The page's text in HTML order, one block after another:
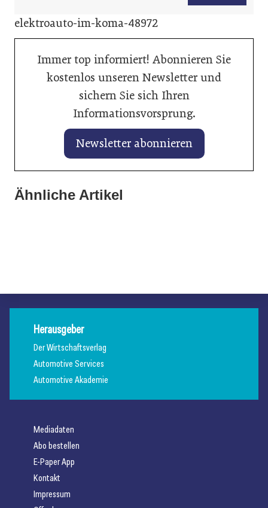
elektroauto-im-koma-48972
Immer top informiert! Abonnieren Sie
kostenlos unseren Newsletter und
sichern Sie sich Ihren
Informationsvorsprung.
Newsletter abonnieren
Ähnliche Artikel
08. Januar 2025
Herausgeber
Der Wirtschaftsverlag
Automotive Services
Automotive Akademie
Mediadaten
Abo bestellen
E-Paper App
Kontakt
Impressum